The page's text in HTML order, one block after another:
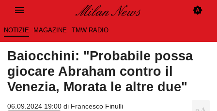
NOTIZIE MAGAZINE TMW RADIO
Baiocchini: "Probabile possa
giocare Abraham contro il
Venezia, Morata le altre due"
06.09.2024 19:00 di Francesco Finulli